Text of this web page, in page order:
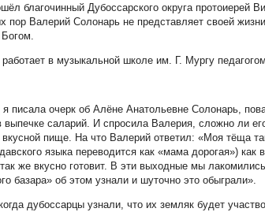
благочинный Дубоссарского округа протоиерей
пор Валерий Солонарь не представляет своей
в музыкальной школе им. Г. Мургу
я писала очерк об Алёне Анатольевне Солонарь,
выпечке саларий. И спросила Валерия, сложно ли
вкусной пище. На что Валерий ответил: «Моя тёща
языка переводится как «мама дорогая») как
же вкусно готовит. В эти выходные мы
базара» об этом узнали и шуточно это обыграли».
дубоссарцы узнали, что их земляк будет